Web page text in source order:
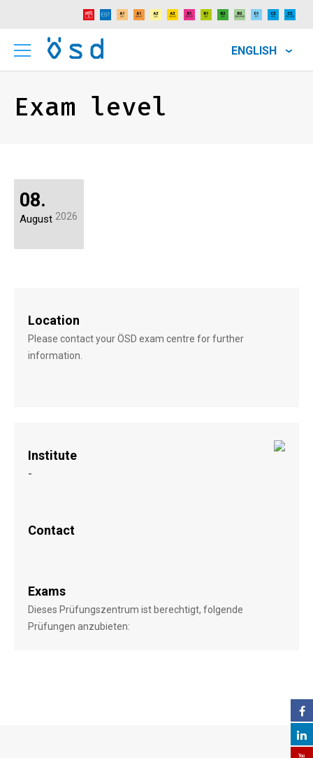
ENGLISH
Exam level
08.
August 2026
Location
Please contact your ÖSD exam centre for further
information.
Institute
-
Contact
Exams
Dieses Prüfungszentrum ist berechtigt, folgende
Prüfungen anzubieten: